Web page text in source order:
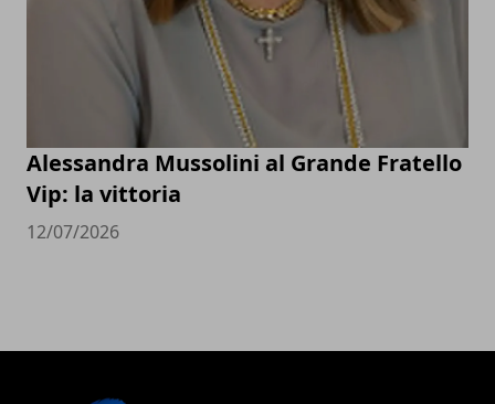
Alessandra Mussolini al Grande Fratello
Vip: la vittoria
12/07/2026